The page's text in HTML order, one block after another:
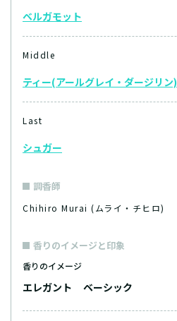
ベルガモット
Middle
ティー(アールグレイ・ダージリン)
Last
シュガー
調香師
Chihiro Murai (ムライ・チヒロ)
香りのイメージと印象
香りのイメージ
エレガント ベーシック